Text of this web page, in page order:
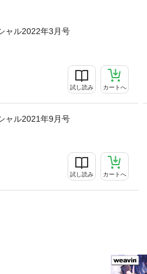
ャル2022年3月号
試し読み カートへ
ャル2021年9月号
試し読み カートへ